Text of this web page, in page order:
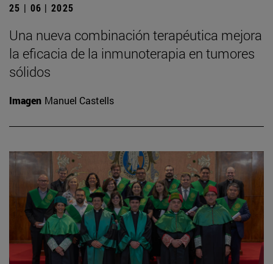
25 | 06 | 2025
Una nueva combinación terapéutica mejora
la eficacia de la inmunoterapia en tumores
sólidos
Imagen Manuel Castells